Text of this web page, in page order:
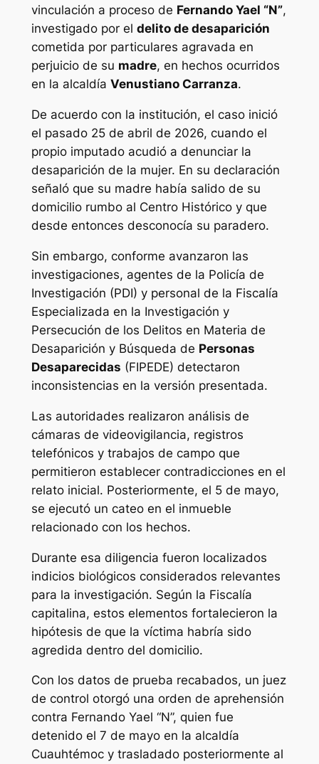
vinculación a proceso de Fernando Yael “N”,
investigado por el delito de desaparición
cometida por particulares agravada en
perjuicio de su madre, en hechos ocurridos
en la alcaldía Venustiano Carranza.
De acuerdo con la institución, el caso inició
el pasado 25 de abril de 2026, cuando el
propio imputado acudió a denunciar la
desaparición de la mujer. En su declaración
señaló que su madre había salido de su
domicilio rumbo al Centro Histórico y que
desde entonces desconocía su paradero.
Sin embargo, conforme avanzaron las
investigaciones, agentes de la Policía de
Investigación (PDI) y personal de la Fiscalía
Especializada en la Investigación y
Persecución de los Delitos en Materia de
Desaparición y Búsqueda de Personas
Desaparecidas (FIPEDE) detectaron
inconsistencias en la versión presentada.
Las autoridades realizaron análisis de
cámaras de videovigilancia, registros
telefónicos y trabajos de campo que
permitieron establecer contradicciones en el
relato inicial. Posteriormente, el 5 de mayo,
se ejecutó un cateo en el inmueble
relacionado con los hechos.
Durante esa diligencia fueron localizados
indicios biológicos considerados relevantes
para la investigación. Según la Fiscalía
capitalina, estos elementos fortalecieron la
hipótesis de que la víctima habría sido
agredida dentro del domicilio.
Con los datos de prueba recabados, un juez
de control otorgó una orden de aprehensión
contra Fernando Yael “N”, quien fue
detenido el 7 de mayo en la alcaldía
Cuauhtémoc y trasladado posteriormente al